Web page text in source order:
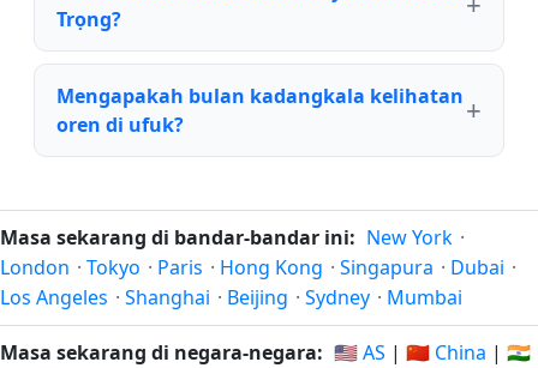
Trọng?
Mengapakah bulan kadangkala kelihatan
oren di ufuk?
Masa sekarang di bandar-bandar ini: New York ·
London · Tokyo · Paris · Hong Kong · Singapura · Dubai ·
Los Angeles · Shanghai · Beijing · Sydney · Mumbai
Masa sekarang di negara-negara: 🇺🇸 AS | 🇨🇳 China | 🇮🇳